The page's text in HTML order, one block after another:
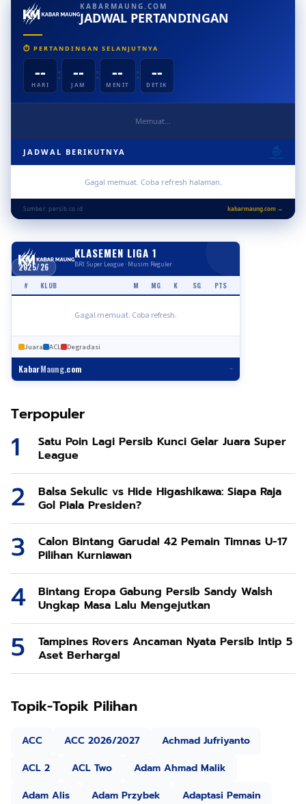
KABARMAUNG.COM
JADWAL PERTANDINGAN
⏱ PERTANDINGAN SELANJUTNYA
--
HARI
: --
JAM
: --
MENIT
: --
DETIK
Memuat...
JADWAL BERIKUTNYA
Gagal memuat. Coba refresh halaman.
Sumber: persib.co.id kabarmaung.com →
KLASEMEN LIGA 1
BRI Super League · Musim Reguler
2025/26
# KLUB M MG K SG PTS
Gagal memuat. Coba refresh.
Juara ACL Degradasi
KabarMaung.com –
Terpopuler
Satu Poin Lagi Persib Kunci Gelar Juara Super
League
Balsa Sekulic vs Hide Higashikawa: Siapa Raja
Gol Piala Presiden?
Calon Bintang Garuda! 42 Pemain Timnas U-17
Pilihan Kurniawan
Bintang Eropa Gabung Persib Sandy Walsh
Ungkap Masa Lalu Mengejutkan
Tampines Rovers Ancaman Nyata Persib Intip 5
Aset Berharga!
Topik-Topik Pilihan
ACC ACC 2026/2027
Achmad Jufriyanto
ACL 2
ACL Two
Adam Ahmad Malik
Adam Alis
Adam Przybek
Adaptasi Pemain